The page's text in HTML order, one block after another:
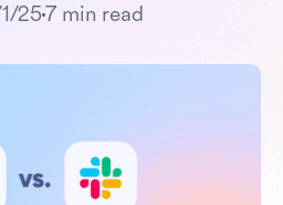
257 min read